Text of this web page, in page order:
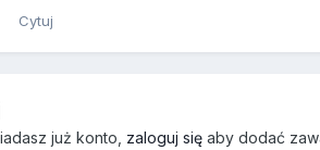
Cytuj
już konto, zaloguj się aby dodać